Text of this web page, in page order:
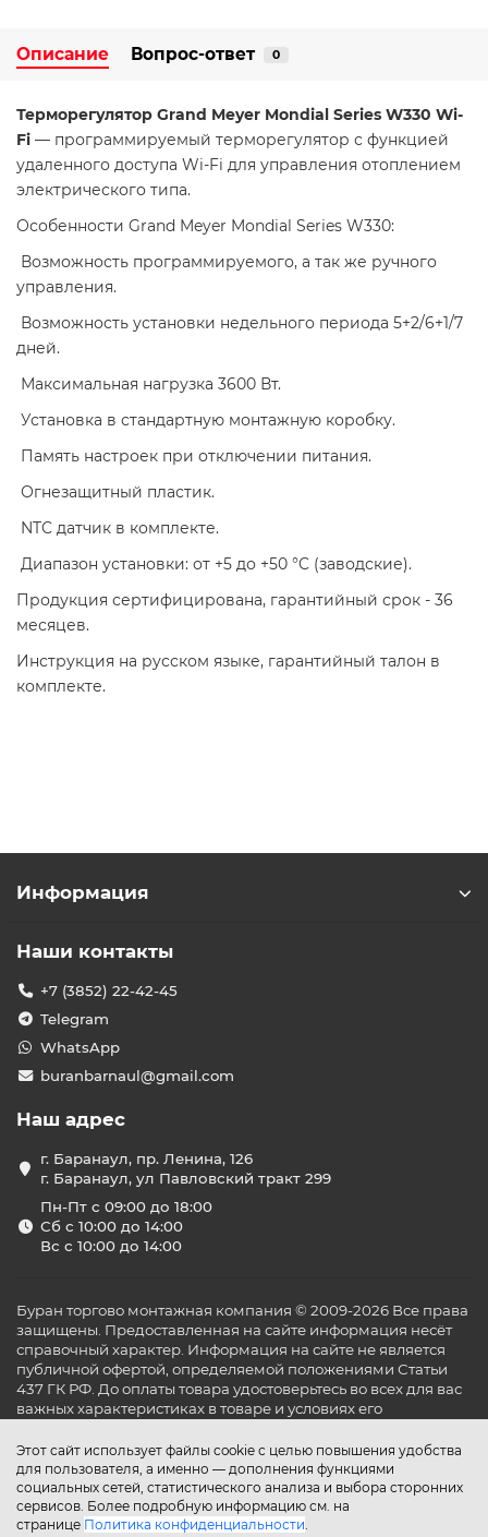
Описание Вопрос-ответ 0
Терморегулятор Grand Meyer Mondial Series W330 Wi-
Fi — программируемый терморегулятор с функцией
удаленного доступа Wi-Fi для управления отоплением
электрического типа.
Особенности Grand Meyer Mondial Series W330:
Возможность программируемого, а так же ручного
управления.
Возможность установки недельного периода 5+2/6+1/7
дней.
Максимальная нагрузка 3600 Вт.
Установка в стандартную монтажную коробку.
Память настроек при отключении питания.
Огнезащитный пластик.
NTC датчик в комплекте.
Диапазон установки: от +5 до +50 °C (заводские).
Продукция сертифицирована, гарантийный срок - 36
месяцев.
Инструкция на русском языке, гарантийный талон в
комплекте.
Этот сайт использует файлы cookie с целью повышения удобства
для пользователя, а именно — дополнения функциями
социальных сетей, статистического анализа и выбора сторонних
сервисов. Более подробную информацию см. на
странице Политика конфиденциальности.
Информация
Наши контакты
+7 (3852) 22-42-45
Telegram
WhatsApp
buranbarnaul@gmail.com
Наш адрес
г. Баранаул, пр. Ленина, 126
г. Баранаул, ул Павловский тракт 299
Пн-Пт с 09:00 до 18:00
Сб с 10:00 до 14:00
Вс с 10:00 до 14:00
Буран торгово монтажная компания © 2009-2026 Все права
защищены. Предоставленная на сайте информация несёт
справочный характер. Информация на сайте не является
публичной офертой, определяемой положениями Статьи
437 ГК РФ. До оплаты товара удостоверьтесь во всех для вас
важных характеристиках в товаре и условиях его